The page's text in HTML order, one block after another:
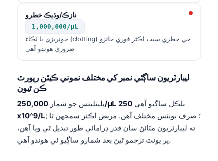
نازڪ/وڌيڪ خطرو
1,000,000/µL
خونريزي يا ٺڪاءَ (clotting) جي خطري سبب اڪثر فوري جائزو
ضروري هوندو آهي
ليبارٽريون ساڳئي نمبر کي مختلف نموني ڪيئن رپورٽ
ڪن ٿيون
پليٽليٽس جو شمار250,000/µL بلڪل ساڳيو آهي 250
x10^9/L; ؛ صرف يونٽس مختلف آهن. مريض اڪثر سمجهن ٿا
ته ليبارٽريون مٽائڻ سان قدر ڊرامائي طور تبديل ٿي ويا آهن،
پر يونٽ ترجمو ٿيڻ بعد شمارو ساڳيو ئي هوندو آهي.